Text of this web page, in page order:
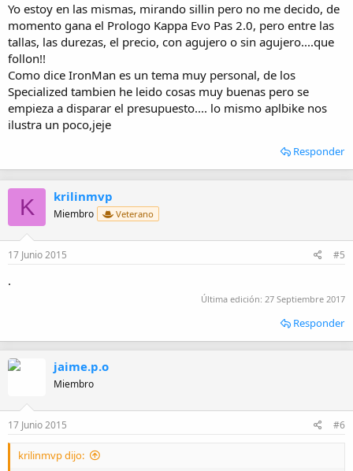
Yo estoy en las mismas, mirando sillin pero no me decido, de
momento gana el Prologo Kappa Evo Pas 2.0, pero entre las
tallas, las durezas, el precio, con agujero o sin agujero....que
follon!!
Como dice IronMan es un tema muy personal, de los
Specialized tambien he leido cosas muy buenas pero se
empieza a disparar el presupuesto.... lo mismo aplbike nos
ilustra un poco,jeje
Responder
K krilinmvp
Miembro Veterano
17 Junio 2015 #5
.
Última edición: 27 Septiembre 2017
Responder
jaime.p.o
Miembro
17 Junio 2015 #6
krilinmvp dijo: